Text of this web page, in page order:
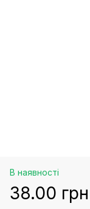
В наявності
38.00 грн